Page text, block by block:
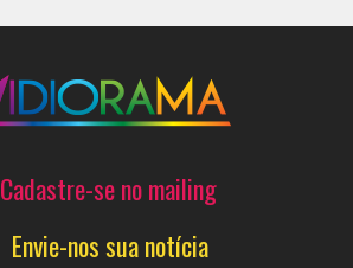
Cadastre-se no mailing
Envie-nos sua notícia